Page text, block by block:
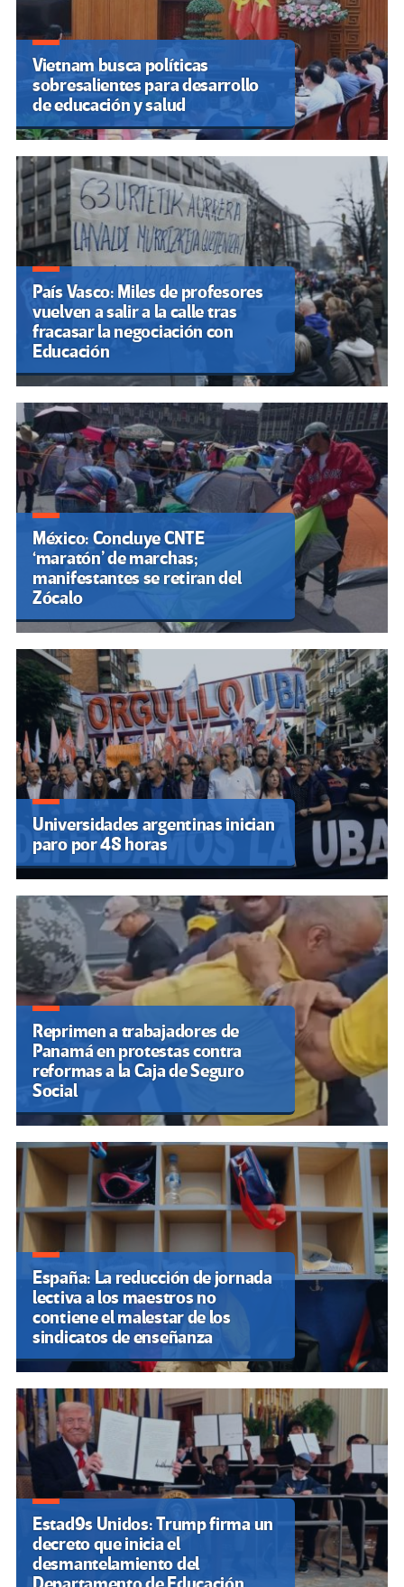
Vietnam busca políticas
sobresalientes para desarrollo
de educación y salud
País Vasco: Miles de profesores
vuelven a salir a la calle tras
fracasar la negociación con
Educación
México: Concluye CNTE
‘maratón’ de marchas;
manifestantes se retiran del
Zócalo
Universidades argentinas inician
paro por 48 horas
Reprimen a trabajadores de
Panamá en protestas contra
reformas a la Caja de Seguro
Social
España: La reducción de jornada
lectiva a los maestros no
contiene el malestar de los
sindicatos de enseñanza
Estad9s Unidos: Trump firma un
decreto que inicia el
desmantelamiento del